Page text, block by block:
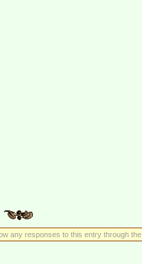
any responses to this entry through the